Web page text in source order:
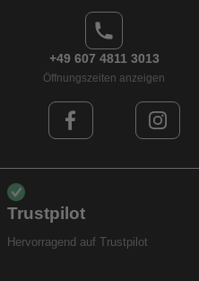
+49 607 4811 3013
Öffnungszeiten anzeigen
Trustpilot
Hervorragend auf Trustpilot